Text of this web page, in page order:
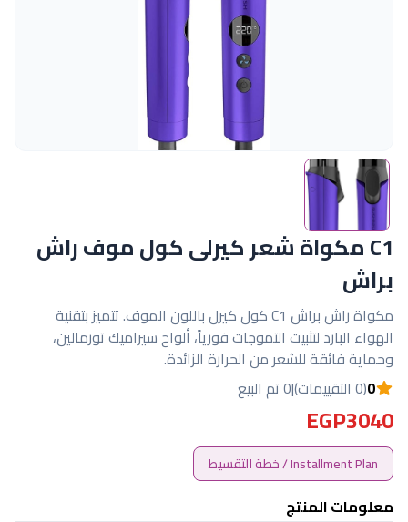
C1 مكواة شعر كيرلى كول موف راش
براش
مكواة راش براش C1 كول كيرل باللون الموف. تتميز بتقنية
الهواء البارد لتثبيت التموجات فورياً، ألواح سيراميك تورمالين،
وحماية فائقة للشعر من الحرارة الزائدة.
0(0 التقييمات) |0 تم البيع
EGP3040
Installment Plan / خطة التقسيط
معلومات المنتج